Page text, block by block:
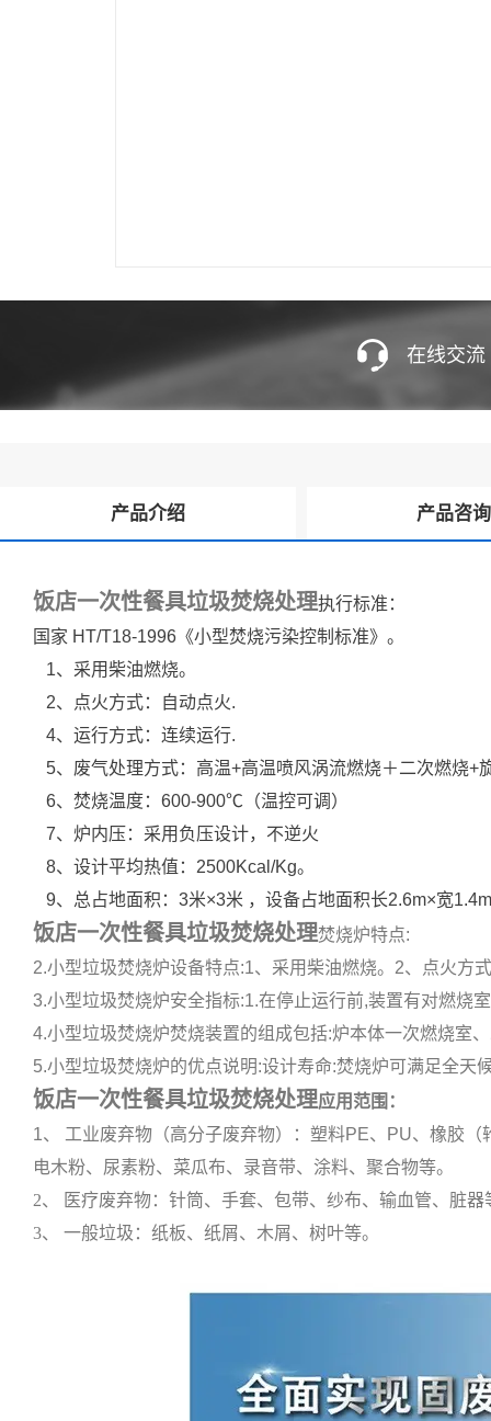
在线交流
产品介绍 产品咨询
饭店一次性餐具垃圾焚烧处理执行标准：
国家 HT/T18-1996《小型焚烧污染控制标准》。
1、采用柴油燃烧。
2、点火方式：自动点火.
4、运行方式：连续运行.
5、废气处理方式：高温+高温喷风涡流燃烧＋二次燃烧+
6、焚烧温度：600-900℃（温控可调）
7、炉内压：采用负压设计，不逆火
8、设计平均热值：2500Kcal/Kg。
9、总占地面积：3米×3米 ，设备占地面积长2.6m×宽
饭店一次性餐具垃圾焚烧处理焚烧炉特点:
2.小型垃圾焚烧炉设备特点:1、采用柴油燃烧。2、点火方
3.小型垃圾焚烧炉安全指标:1.在停止运行前,装置有对燃烧
4.小型垃圾焚烧炉焚烧装置的组成包括:炉本体一次燃烧室
5.小型垃圾焚烧炉的优点说明:设计寿命:焚烧炉可满足全天
饭店一次性餐具垃圾焚烧处理应用范围：
1、 工业废弃物（高分子废弃物）：塑料PE、PU、橡胶
电木粉、尿素粉、菜瓜布、录音带、涂料、聚合物等。
2、 医疗废弃物：针筒、手套、包带、纱布、输血管、脏
3、 一般垃圾：纸板、纸屑、木屑、树叶等。